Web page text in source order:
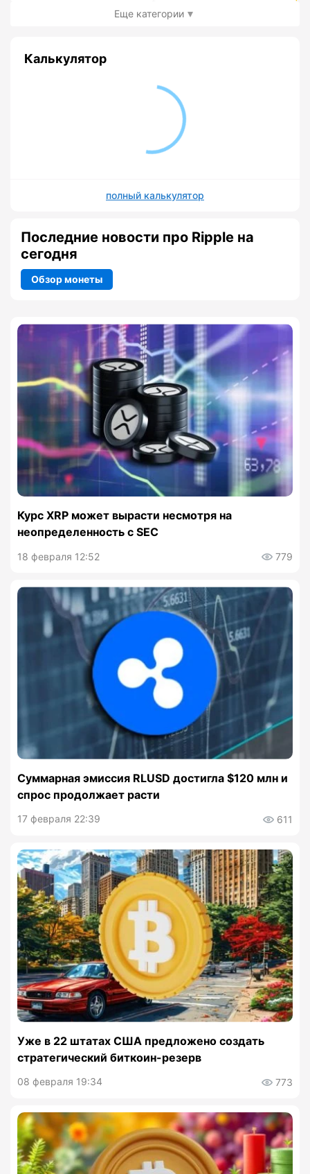
Еще категории
Калькулятор
полный калькулятор
Последние новости про Ripple на
сегодня
Обзор монеты
Курс XRP может вырасти несмотря на
неопределенность с SEC
18 февраля 12:52 779
Суммарная эмиссия RLUSD достигла $120 млн и
спрос продолжает расти
17 февраля 22:39 611
Уже в 22 штатах США предложено создать
стратегический биткоин-резерв
08 февраля 19:34 773